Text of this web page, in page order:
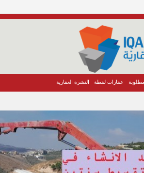
عقارات لقطة النشرة العقارية